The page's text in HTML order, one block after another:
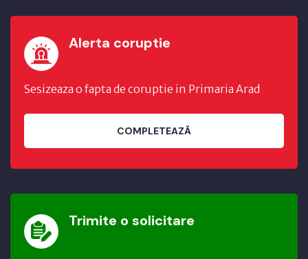
Alerta coruptie
Sesizeaza o fapta de coruptie in Primaria Arad
COMPLETEAZĂ
Trimite o solicitare